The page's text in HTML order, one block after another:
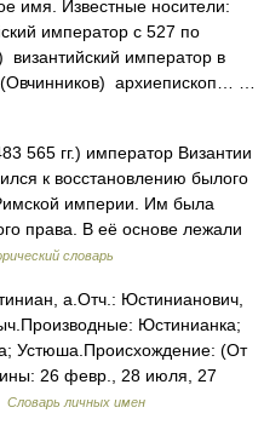
имя. Известные носители:
император с 527 по
император в
архиепископ… …
565 гг.) император Византии
к восстановлению былого
империи. Им была
права. В её основе лежали
словарь
а.Отч.: Юстинианович,
Юстинианка;
Устюша.Происхождение: (От
26 февр., 28 июля, 27
Словарь личных имен